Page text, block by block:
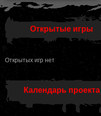
Открытые игры
Открытых игр нет
Календарь проекта